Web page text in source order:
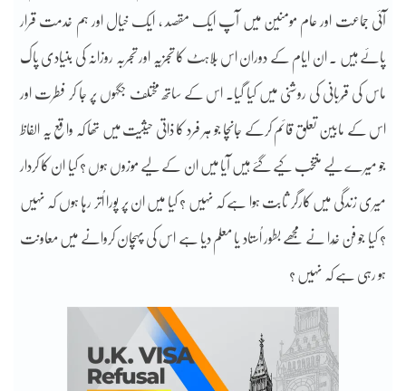
آئی جماعت اور عام مومنین میں آپ ایک مقصد ، ایک خیال اور ہم خدمت قرار
پائے ہیں ۔ ان ایام کے دوران اس بُلاہٹ کا تجزیہ اور تجربہ روزانہ کی بنیادی پاک
ماس کی قُربانی کی روشنی میں کیا گیا۔ اس کے ساتھ مختلف جگہوں پر جا کر فطرت اور
اس کے مابین تعلق قائم کرکے جانچا جو ہر فرد کا ذاتی حیثیت میں تھا کہ واقع یہ الفاظ
جو میرے لیے منتخب کیے گئے ہیں آیا میں ان کے لیے موزوں ہوں ؟ کیا ان کا کردار
میری زندگی میں کارگر ثابت ہوا ہے کہ نہیں ؟ کیا میں ان پر پورا اُتر رہا ہوں کہ نہیں
؟ کیا جو فن خُدا نے مجھے بطور اُستاد یا معلم دیا ہے اس کی پہچان کروانے میں معاونت
ہو رہی ہے کہ نہیں ؟